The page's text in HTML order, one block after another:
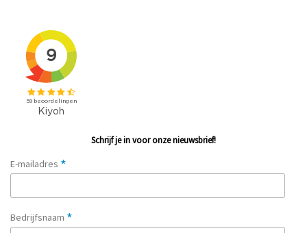
Schrijf je in voor onze nieuwsbrief!
E-mailadres *
Bedrijfsnaam *